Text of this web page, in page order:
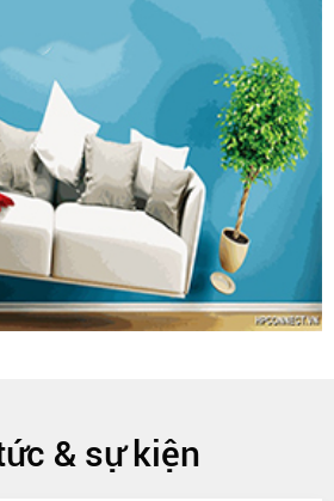
& sự kiện